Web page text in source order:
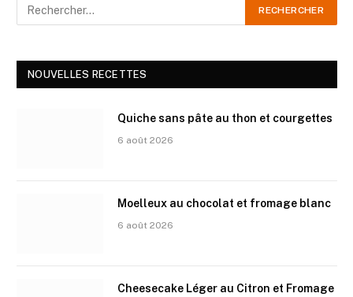
NOUVELLES RECETTES
Quiche sans pâte au thon et courgettes
6 août 2026
Moelleux au chocolat et fromage blanc
6 août 2026
Cheesecake Léger au Citron et Fromage